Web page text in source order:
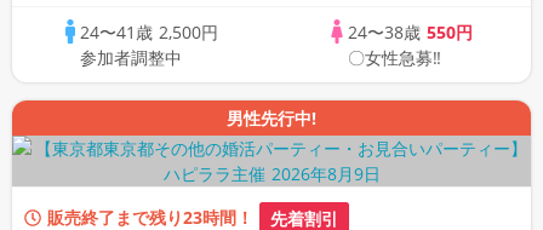
行あり♪♪24〜41歳 2,500円
参加者調整中
24〜38歳 550円
〇女性急募‼
男性先行中!
販売終了まで残り23時間！ 先着割引